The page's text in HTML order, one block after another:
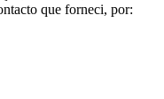
que forneci, por: